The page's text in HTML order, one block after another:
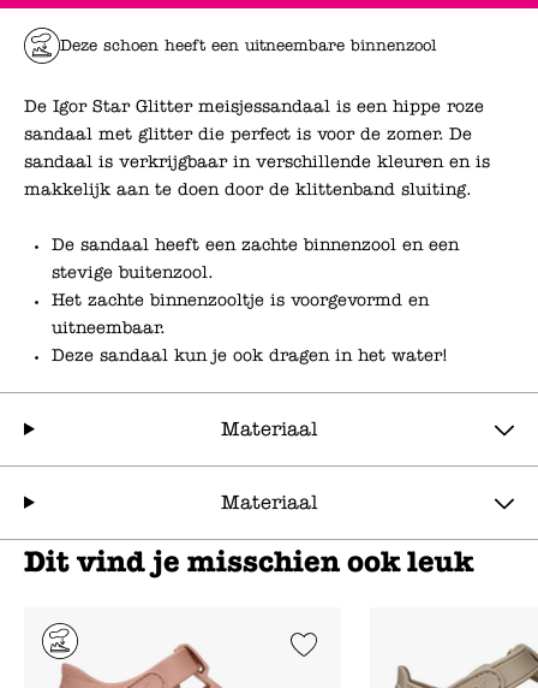
Deze schoen heeft een uitneembare binnenzool
De Igor Star Glitter meisjessandaal is een hippe roze
sandaal met glitter die perfect is voor de zomer. De
sandaal is verkrijgbaar in verschillende kleuren en is
makkelijk aan te doen door de klittenband sluiting.
De sandaal heeft een zachte binnenzool en een
stevige buitenzool.
Het zachte binnenzooltje is voorgevormd en
uitneembaar.
Deze sandaal kun je ook dragen in het water!
Materiaal
Materiaal
Dit vind je misschien ook leuk
Add to Wishlist